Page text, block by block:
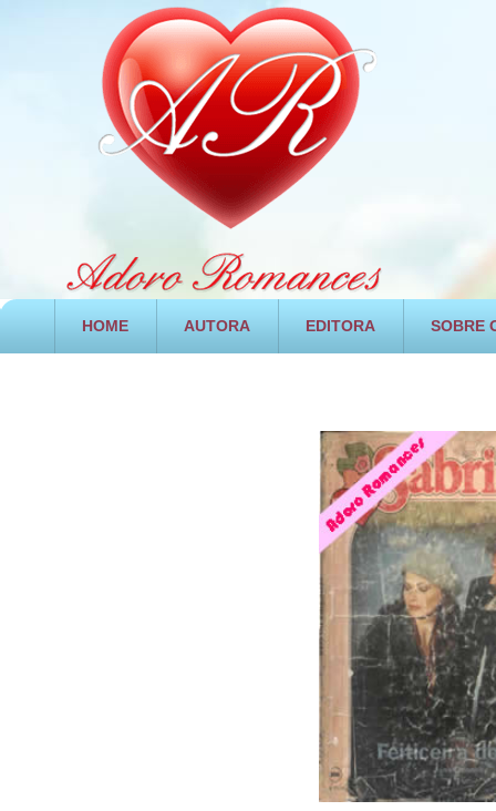
HOME AUTORA EDITORA SOBRE